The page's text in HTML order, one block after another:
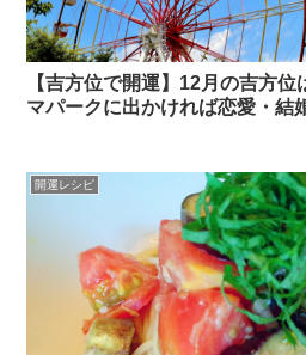
【吉方位で開運】12月の吉方
マパークに出かければ恋愛・結
開運レシピ